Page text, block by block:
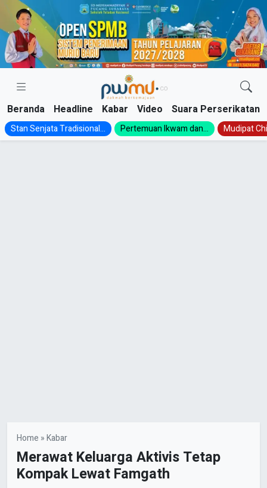
Skip
content
Beranda Headline Kabar Video Suara Perserikatan
Stan Senjata Tradisional... Pertemuan Ikwam dan... Mudipat
Home »Kabar
Merawat Keluarga Aktivis Tetap
Kompak Lewat Famgath